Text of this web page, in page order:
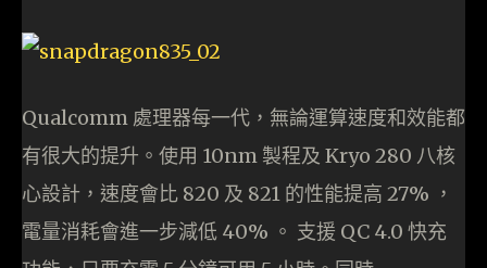
Qualcomm 處理器每一代，無論運算速度和效能都
有很大的提升。使用 10nm 製程及 Kryo 280 八核
心設計，速度會比 820 及 821 的性能提高 27% ，
電量消耗會進一步減低 40% 。 支援 QC 4.0 快充